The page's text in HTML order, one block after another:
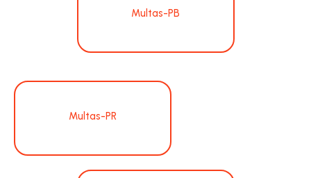
Multas-PB
Multas-PR